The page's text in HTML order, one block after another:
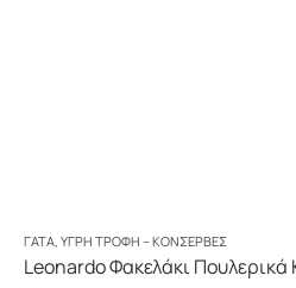
ΓΆΤΑ, ΥΓΡΉ ΤΡΟΦΉ – ΚΟΝΣΈΡΒΕΣ
Leonardo Φακελάκι